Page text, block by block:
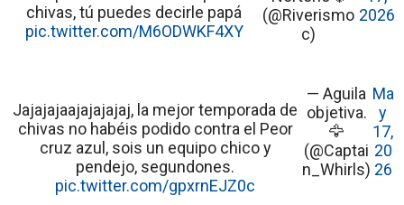
chivas, tú puedes decirle papá
pic.twitter.com/M6ODWKF4XY
(@Riverismo
c)
2026
Jajajajaajajajajaj, la mejor temporada de
chivas no habéis podido contra el Peor
cruz azul, sois un equipo chico y
pendejo, segundones.
pic.twitter.com/gpxrnEJZ0c
— Aguila
objetiva.
🦅
(@Captai
n_Whirls)
Ma
y
17,
20
26